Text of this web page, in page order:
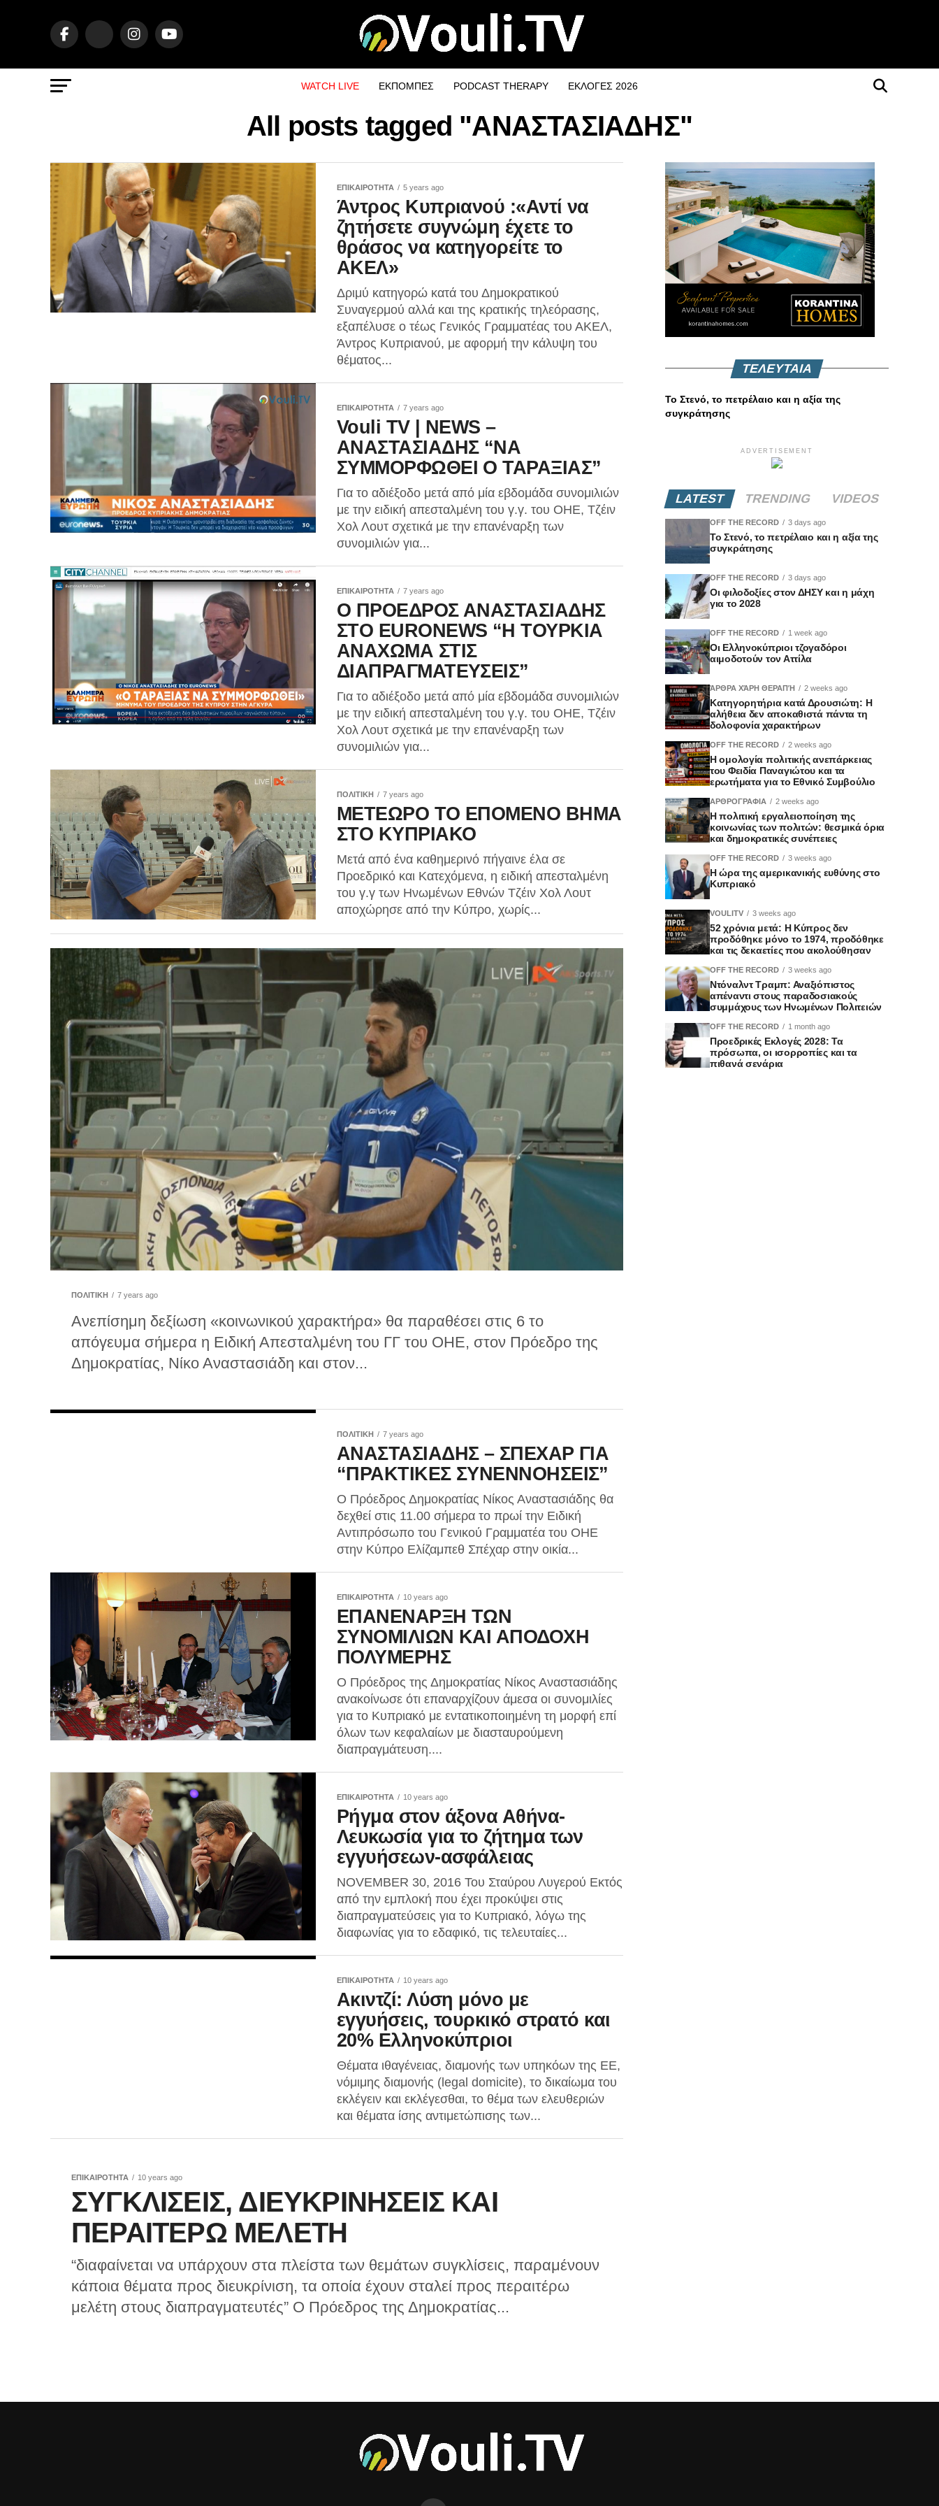
WATCH LIVE ΕΚΠΟΜΠΕΣ PODCAST THERAPY ΕΚΛΟΓΕΣ 2026
All posts tagged "ΑΝΑΣΤΑΣΙΑΔΗΣ"
ΕΠΙΚΑΙΡΟΤΗΤΑ 5 years ago
Άντρος Κυπριανού :«Αντί να
ζητήσετε συγνώμη έχετε το
θράσος να κατηγορείτε το
ΑΚΕΛ»
Δριμύ κατηγορώ κατά του Δημοκρατικού
Συναγερμού αλλά και της κρατικής τηλεόρασης,
εξαπέλυσε ο τέως Γενικός Γραμματέας του ΑΚΕΛ,
Άντρος Κυπριανού, με αφορμή την κάλυψη του
θέματος...
ΕΠΙΚΑΙΡΟΤΗΤΑ 7 years ago
Vouli TV | NEWS –
ΑΝΑΣΤΑΣΙΑΔΗΣ “ΝΑ
ΣΥΜΜΟΡΦΩΘΕΙ Ο ΤΑΡΑΞΙΑΣ”
Για το αδιέξοδο μετά από μία εβδομάδα συνομιλιών
με την ειδική απεσταλμένη του γ.γ. του ΟΗΕ, Τζέιν
Χολ Λουτ σχετικά με την επανέναρξη των
συνομιλιών για...
ΕΠΙΚΑΙΡΟΤΗΤΑ 7 years ago
Ο ΠΡΟΕΔΡΟΣ ΑΝΑΣΤΑΣΙΑΔΗΣ
ΣΤΟ EURONEWS “Η ΤΟΥΡΚΙΑ
ΑΝΑΧΩΜΑ ΣΤΙΣ
ΔΙΑΠΡΑΓΜΑΤΕΥΣΕΙΣ”
Για το αδιέξοδο μετά από μία εβδομάδα συνομιλιών
με την ειδική απεσταλμένη του γ.γ. του ΟΗΕ, Τζέιν
Χολ Λουτ σχετικά με την επανέναρξη των
συνομιλιών για...
ΠΟΛΙΤΙΚΗ 7 years ago
ΜΕΤΕΩΡΟ ΤΟ ΕΠΟΜΕΝΟ ΒΗΜΑ
ΣΤΟ ΚΥΠΡΙΑΚΟ
Μετά από ένα καθημερινό πήγαινε έλα σε
Προεδρικό και Κατεχόμενα, η ειδική απεσταλμένη
του γ.γ των Ηνωμένων Εθνών Τζέιν Χολ Λουτ
αποχώρησε από την Κύπρο, χωρίς...
ΠΟΛΙΤΙΚΗ 7 years ago
Ανεπίσημη δεξίωση «κοινωνικού χαρακτήρα» θα παραθέσει στις 6 το
απόγευμα σήμερα η Ειδική Απεσταλμένη του ΓΓ του ΟΗΕ, στον Πρόεδρο της
Δημοκρατίας, Νίκο Αναστασιάδη και στον...
ΠΟΛΙΤΙΚΗ 7 years ago
ΑΝΑΣΤΑΣΙΑΔΗΣ – ΣΠΕΧΑΡ ΓΙΑ
“ΠΡΑΚΤΙΚΕΣ ΣΥΝΕΝΝΟΗΣΕΙΣ”
Ο Πρόεδρος Δημοκρατίας Νίκος Αναστασιάδης θα
δεχθεί στις 11.00 σήμερα το πρωί την Ειδική
Αντιπρόσωπο του Γενικού Γραμματέα του ΟΗΕ
στην Κύπρο Ελίζαμπεθ Σπέχαρ στην οικία...
ΕΠΙΚΑΙΡΟΤΗΤΑ 10 years ago
ΕΠΑΝΕΝΑΡΞΗ ΤΩΝ
ΣΥΝΟΜΙΛΙΩΝ ΚΑΙ ΑΠΟΔΟΧΗ
ΠΟΛΥΜΕΡΗΣ
Ο Πρόεδρος της Δημοκρατίας Νίκος Αναστασιάδης
ανακοίνωσε ότι επαναρχίζουν άμεσα οι συνομιλίες
για το Κυπριακό με εντατικοποιημένη τη μορφή επί
όλων των κεφαλαίων με διασταυρούμενη
διαπραγμάτευση....
ΕΠΙΚΑΙΡΟΤΗΤΑ 10 years ago
Ρήγμα στον άξονα Αθήνα-
Λευκωσία για το ζήτημα των
εγγυήσεων-ασφάλειας
NOVEMBER 30, 2016 Του Σταύρου Λυγερού Εκτός
από την εμπλοκή που έχει προκύψει στις
διαπραγματεύσεις για το Κυπριακό, λόγω της
διαφωνίας για το εδαφικό, τις τελευταίες...
ΕΠΙΚΑΙΡΟΤΗΤΑ 10 years ago
Ακιντζί: Λύση μόνο με
εγγυήσεις, τουρκικό στρατό και
20% Ελληνοκύπριοι
Θέματα ιθαγένειας, διαμονής των υπηκόων της ΕΕ,
νόμιμης διαμονής (legal domicite), το δικαίωμα του
εκλέγειν και εκλέγεσθαι, το θέμα των ελευθεριών
και θέματα ίσης αντιμετώπισης των...
ΕΠΙΚΑΙΡΟΤΗΤΑ 10 years ago
ΣΥΓΚΛΙΣΕΙΣ, ΔΙΕΥΚΡΙΝΗΣΕΙΣ ΚΑΙ
ΠΕΡΑΙΤΕΡΩ ΜΕΛΕΤΗ
“διαφαίνεται να υπάρχουν στα πλείστα των θεμάτων συγκλίσεις, παραμένουν
κάποια θέματα προς διευκρίνιση, τα οποία έχουν σταλεί προς περαιτέρω
μελέτη στους διαπραγματευτές” Ο Πρόεδρος της Δημοκρατίας...
ΤΕΛΕΥΤΑΙΑ
Το Στενό, το πετρέλαιο και η αξία της
συγκράτησης
ADVERTISEMENT
LATEST TRENDING VIDEOS
OFF THE RECORD 3 days ago
Το Στενό, το πετρέλαιο και η αξία της
συγκράτησης
OFF THE RECORD 3 days ago
Οι φιλοδοξίες στον ΔΗΣΥ και η μάχη
για το 2028
OFF THE RECORD 1 week ago
Οι Ελληνοκύπριοι τζογαδόροι
αιμοδοτούν τον Αττίλα
ΆΡΘΡΑ ΧΆΡΗ ΘΕΡΑΠΉ 2 weeks ago
Κατηγορητήρια κατά Δρουσιώτη: Η
αλήθεια δεν αποκαθιστά πάντα τη
δολοφονία χαρακτήρων
OFF THE RECORD 2 weeks ago
Η ομολογία πολιτικής ανεπάρκειας
του Φειδία Παναγιώτου και τα
ερωτήματα για το Εθνικό Συμβούλιο
ΑΡΘΡΟΓΡΑΦΙΑ 2 weeks ago
Η πολιτική εργαλειοποίηση της
κοινωνίας των πολιτών: θεσμικά όρια
και δημοκρατικές συνέπειες
OFF THE RECORD 3 weeks ago
Η ώρα της αμερικανικής ευθύνης στο
Κυπριακό
VOULITV 3 weeks ago
52 χρόνια μετά: Η Κύπρος δεν
προδόθηκε μόνο το 1974, προδόθηκε
και τις δεκαετίες που ακολούθησαν
OFF THE RECORD 3 weeks ago
Ντόναλντ Τραμπ: Αναξιόπιστος
απέναντι στους παραδοσιακούς
συμμάχους των Ηνωμένων Πολιτειών
OFF THE RECORD 1 month ago
Προεδρικές Εκλογές 2028: Τα
πρόσωπα, οι ισορροπίες και τα
πιθανά σενάρια